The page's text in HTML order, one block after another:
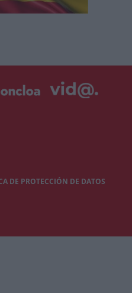
DE PROTECCIÓN DE DATOS